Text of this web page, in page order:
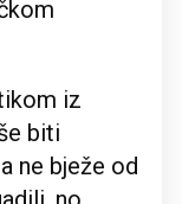
iz
biti
ne bježe od